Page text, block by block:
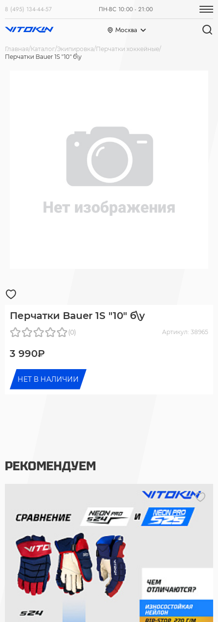
8 (495) 134-44-57 ПН-ВС 10:00 - 21:00
Москва
Главная Каталог Экипировка Перчатки хоккейные
Перчатки Bauer 1S "10" б\у
Перчатки Bauer 1S "10" б\у
(0) Артикул: 38965
3 990₽
НЕТ В НАЛИЧИИ
РЕКОМЕНДУЕМ